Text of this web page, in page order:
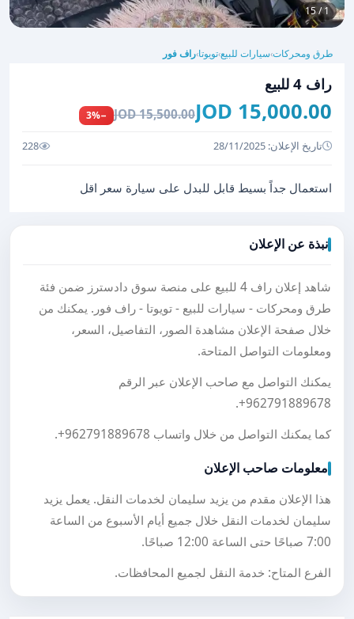
1 / 15
طرق ومحركات›سيارات للبيع›تويوتا›راف فور
راف 4 للبيع
15,000.00 JOD
15,500.00 JOD
−3%
تاريخ الإعلان: 28/11/2025 228
استعمال جداً بسيط قابل للبدل على سيارة سعر اقل
نبذة عن الإعلان
شاهد إعلان راف 4 للبيع على منصة سوق دادسترز ضمن فئة
طرق ومحركات - سيارات للبيع - تويوتا - راف فور. يمكنك من
خلال صفحة الإعلان مشاهدة الصور، التفاصيل، السعر،
ومعلومات التواصل المتاحة.
يمكنك التواصل مع صاحب الإعلان عبر الرقم
+962791889678
.
كما يمكنك التواصل من خلال واتساب +962791889678
.
معلومات صاحب الإعلان
هذا الإعلان مقدم من يزيد سليمان لخدمات النقل. يعمل يزيد
سليمان لخدمات النقل خلال جميع أيام الأسبوع من الساعة
7:00 صباحًا حتى الساعة 12:00 صباحًا.
الفرع المتاح: خدمة النقل لجميع المحافظات.